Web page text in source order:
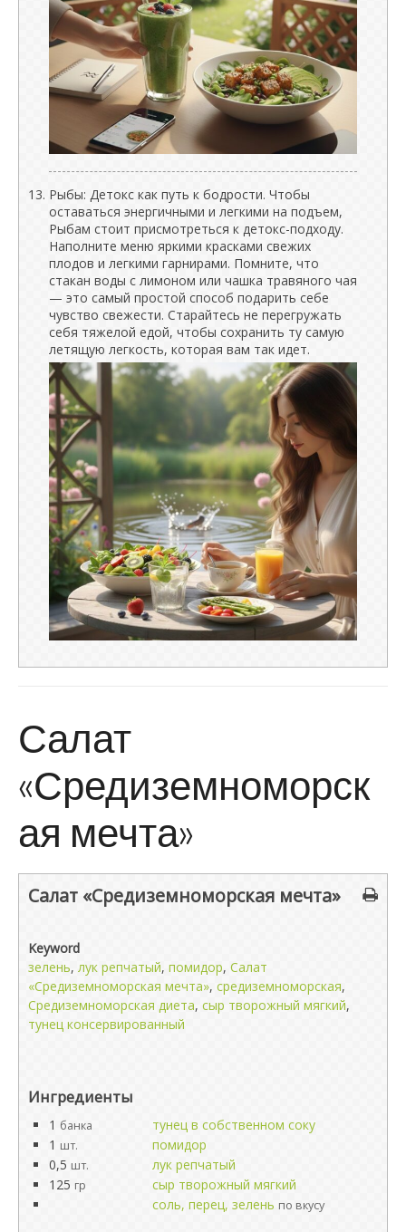
Рыбы: Детокс как путь к бодрости. Чтобы
оставаться энергичными и легкими на подъем,
Рыбам стоит присмотреться к детокс-подходу.
Наполните меню яркими красками свежих
плодов и легкими гарнирами. Помните, что
стакан воды с лимоном или чашка травяного чая
— это самый простой способ подарить себе
чувство свежести. Старайтесь не перегружать
себя тяжелой едой, чтобы сохранить ту самую
летящую легкость, которая вам так идет.
Салат
«Средиземноморск
ая мечта»
Салат «Средиземноморская мечта»
Keyword
зелень, лук репчатый, помидор, Салат
«Средиземноморская мечта», средиземноморская,
Средиземноморская диета, сыр творожный мягкий,
тунец консервированный
Ингредиенты
1 банка
тунец в собственном соку
1 шт.
помидор
0,5 шт.
лук репчатый
125 гр
сыр творожный мягкий
соль, перец, зелень по вкусу